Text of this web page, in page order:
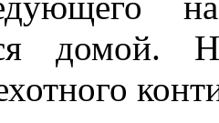
домой.